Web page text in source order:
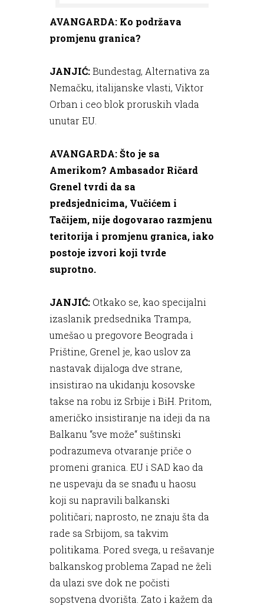
AVANGARDA: Ko podržava
promjenu granica?
JANJIĆ:Bundestag, Alternativa za
Nemačku, italijanske vlasti, Viktor
Orban i ceo blok proruskih vlada
unutar EU.
AVANGARDA: Što je sa
Amerikom? Ambasador Ričard
Grenel tvrdi da sa
predsjednicima, Vučićem i
Tačijem, nije dogovarao razmjenu
teritorija i promjenu granica, iako
postoje izvori koji tvrde
suprotno.
JANJIĆ: Otkako se, kao specijalni
izaslanik predsednika Trampa,
umešao u pregovore Beograda i
Prištine, Grenel je, kao uslov za
nastavak dijaloga dve strane,
insistirao na ukidanju kosovske
takse na robu iz Srbije i BiH. Pritom,
američko insistiranje na ideji da na
Balkanu “sve može“ suštinski
podrazumeva otvaranje priče o
promeni granica. EU i SAD kao da
ne uspevaju da se snađu u haosu
koji su napravili balkanski
političari; naprosto, ne znaju šta da
rade sa Srbijom, sa takvim
politikama. Pored svega, u rešavanje
balkanskog problema Zapad ne želi
da ulazi sve dok ne počisti
sopstvena dvorišta. Zato i kažem da